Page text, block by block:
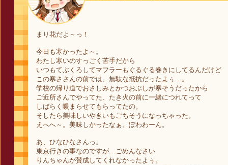
まり花だよ～っ！
今日も寒かったよ～。
わたし寒いのすっごく苦手だから
いつもてぶくろしてマフラーもぐるぐる巻きにしてるんだけど
この寒ささんの前では、無駄な抵抗だったよぅ…。
学校の帰り道でおさしみとかつおぶしが寒そうだったから
ご近所さんでやってた、たき火の前に一緒につれてって
しばらく暖まらせてもらってたの。
そしたら美味しいやきいもごちそうになっちゃった。
えへへ～。美味しかったなぁ。ぽわわーん。
あ、ひなひなさんっ。
東京行きの事なのですが…ごめんなさい
りんちゃんが賛成してくれなかったよぅ。